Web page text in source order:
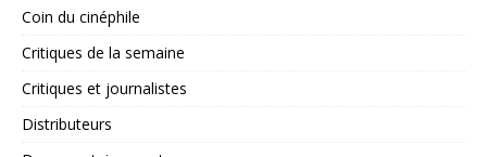
Coin du cinéphile
Critiques de la semaine
Critiques et journalistes
Distributeurs